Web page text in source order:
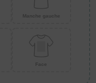
Manche gauche
Face